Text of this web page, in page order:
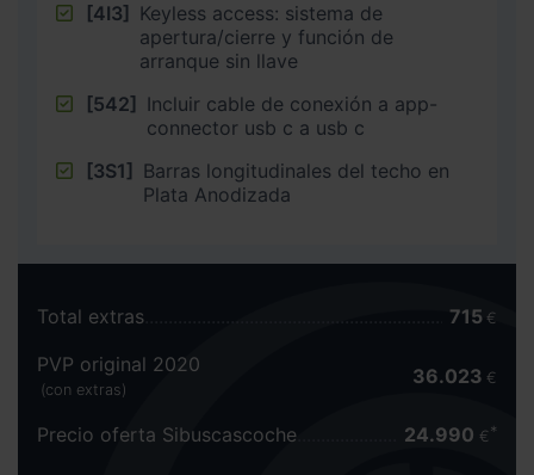
[4I3] Keyless access: sistema de
apertura/cierre y función de
arranque sin llave
[542] Incluir cable de conexión a app-
connector usb c a usb c
[3S1] Barras longitudinales del techo en
Plata Anodizada
Total extras 715 €
PVP original 2020
(con extras)
36.023 €
Precio oferta Sibuscascoche 24.990 €